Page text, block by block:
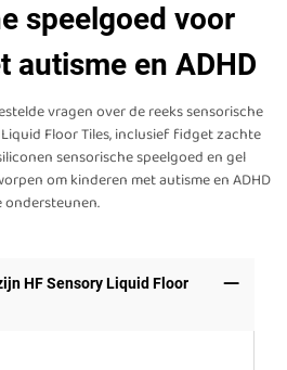
speelgoed voor
autisme en ADHD
vragen over de reeks sensorische
Floor Tiles, inclusief fidget zachte
sensorische speelgoed en gel
om kinderen met autisme en ADHD
ondersteunen.
HF Sensory Liquid Floor